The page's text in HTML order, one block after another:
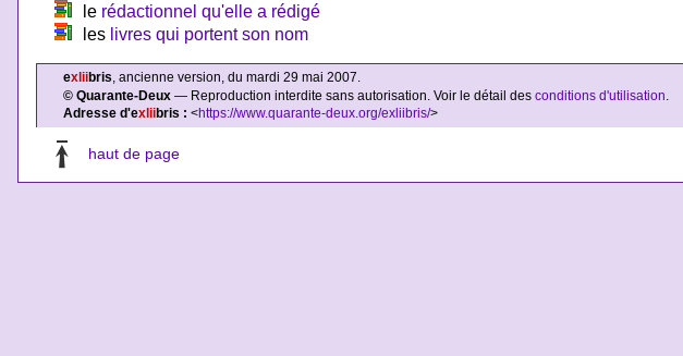
le rédactionnel qu'elle a rédigé
les livres qui portent son nom
exliibris, ancienne version, du mardi 29 mai 2007.
© Quarante-Deux — Reproduction interdite sans autorisation. Voir le détail desconditions d'utilisation
Adresse d'exliibris :<https://www.quarante-deux.org/exliibris/>
haut de page